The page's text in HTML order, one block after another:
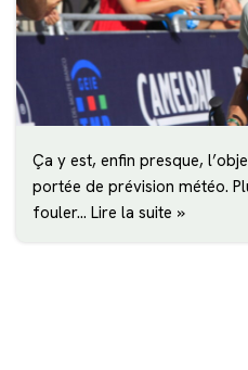
Ça y est, enfin presque,
portée de prévision météo.
fouler… Lire la suite »